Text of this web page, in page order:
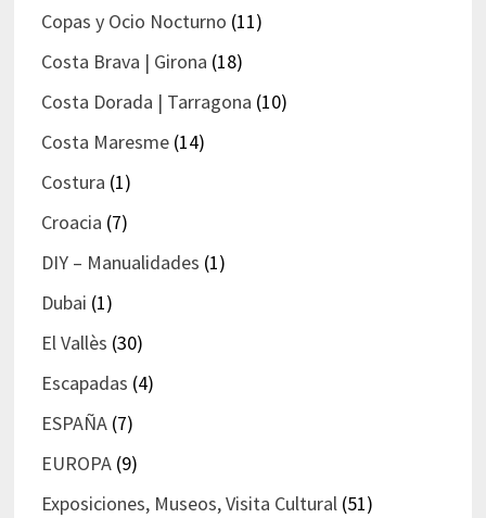
Copas y Ocio Nocturno (11)
Costa Brava | Girona (18)
Costa Dorada | Tarragona (10)
Costa Maresme(14)
Costura (1)
Croacia (7)
DIY – Manualidades (1)
Dubai (1)
El Vallès (30)
Escapadas (4)
ESPAÑA(7)
EUROPA(9)
Exposiciones, Museos, Visita Cultural(51)